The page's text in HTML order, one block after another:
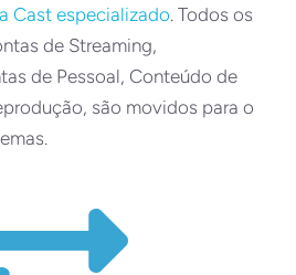
Cast especializado. Todos os
de Streaming,
de Pessoal, Conteúdo de
são movidos para o